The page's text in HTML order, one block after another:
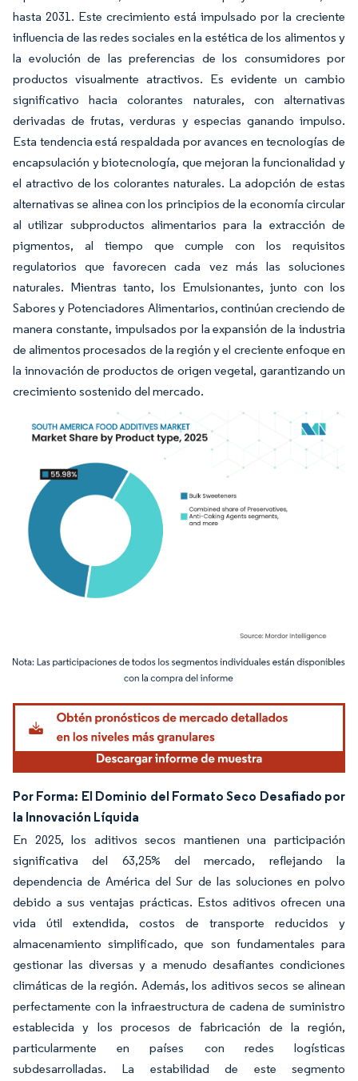
hasta 2031. Este crecimiento está impulsado por la creciente
influencia de las redes sociales en la estética de los alimentos y
la evolución de las preferencias de los consumidores por
productos visualmente atractivos. Es evidente un cambio
significativo hacia colorantes naturales, con alternativas
derivadas de frutas, verduras y especias ganando impulso.
Esta tendencia está respaldada por avances en tecnologías de
encapsulación y biotecnología, que mejoran la funcionalidad y
el atractivo de los colorantes naturales. La adopción de estas
alternativas se alinea con los principios de la economía circular
al utilizar subproductos alimentarios para la extracción de
pigmentos, al tiempo que cumple con los requisitos
regulatorios que favorecen cada vez más las soluciones
naturales. Mientras tanto, los Emulsionantes, junto con los
Sabores y Potenciadores Alimentarios, continúan creciendo de
manera constante, impulsados por la expansión de la industria
de alimentos procesados de la región y el creciente enfoque en
la innovación de productos de origen vegetal, garantizando un
crecimiento sostenido del mercado.
Imagen © Mordor Intelligence. El uso requiere atribución según CC BY 4.0.
Por Forma: El Dominio del Formato Seco Desafiado por
la Innovación Líquida
En 2025, los aditivos secos mantienen una participación
significativa del 63,25% del mercado, reflejando la
dependencia de América del Sur de las soluciones en polvo
debido a sus ventajas prácticas. Estos aditivos ofrecen una
vida útil extendida, costos de transporte reducidos y
almacenamiento simplificado, que son fundamentales para
gestionar las diversas y a menudo desafiantes condiciones
climáticas de la región. Además, los aditivos secos se alinean
perfectamente con la infraestructura de cadena de suministro
establecida y los procesos de fabricación de la región,
particularmente en países con redes logísticas
subdesarrolladas. La estabilidad de este segmento